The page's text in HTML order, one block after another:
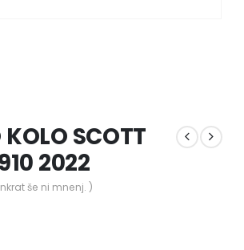
SCOTT
2022
še ni mnenj. )